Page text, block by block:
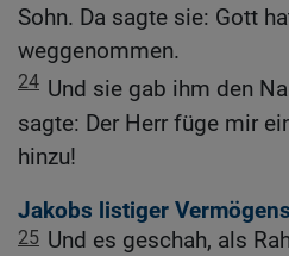
Sohn. Da sagte sie: Gott
weggenommen.
24 Und sie gab ihm den
sagte: Der Herr füge mir
hinzu!
Jakobs listiger
25 Und es geschah, als